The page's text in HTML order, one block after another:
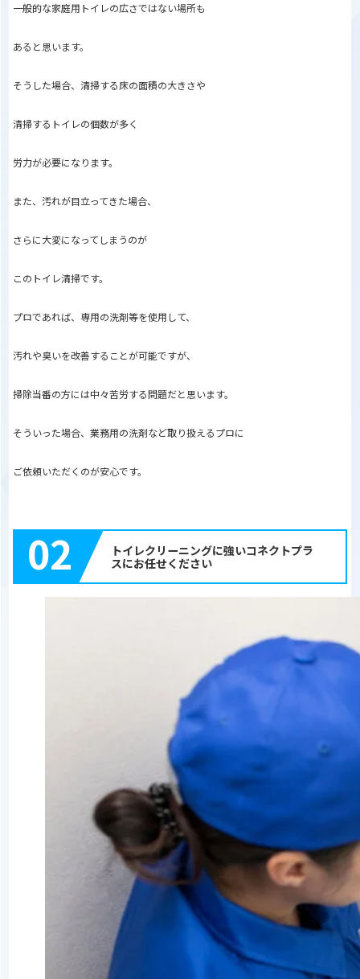
一般的な家庭用トイレの広さではない場所も
あると思います。
そうした場合、清掃する床の面積の大きさや
清掃するトイレの個数が多く
労力が必要になります。
また、汚れが目立ってきた場合、
さらに大変になってしまうのが
このトイレ清掃です。
プロであれば、専用の洗剤等を使用して、
汚れや臭いを改善することが可能ですが、
掃除当番の方には中々苦労する問題だと思います。
そういった場合、業務用の洗剤など取り扱えるプロに
ご依頼いただくのが安心です。
02
トイレクリーニングに強いコネクトプラ
スにお任せください